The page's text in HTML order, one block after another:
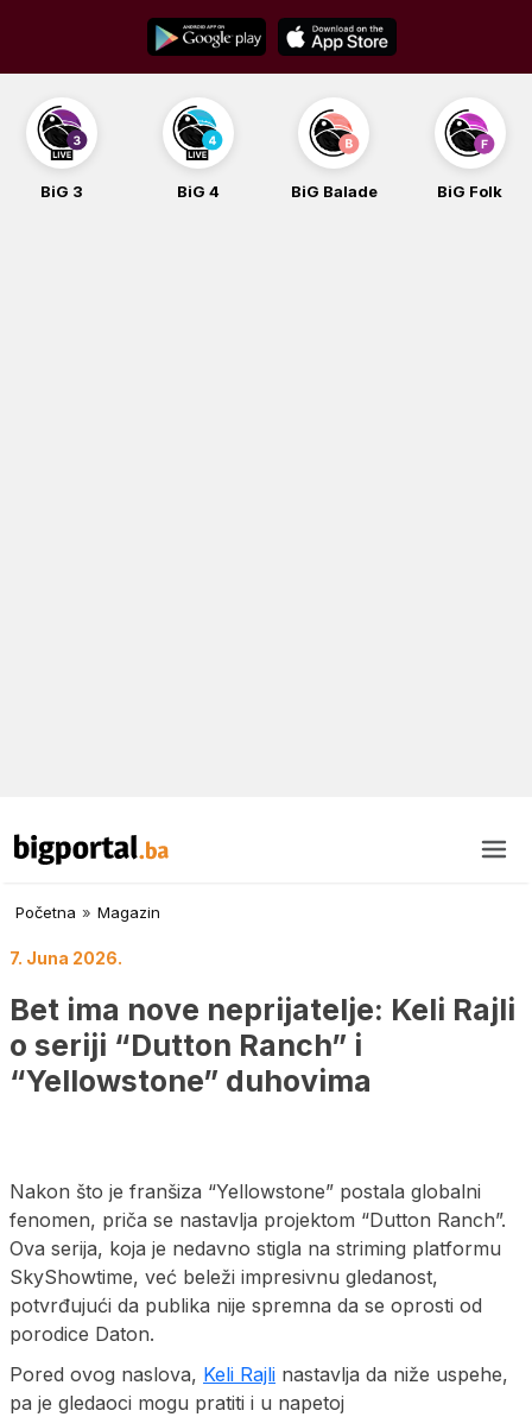
content
BiG 4 BiG Balade BiG Folk BiG iG
Početna » Magazin
7. Juna 2026.
Bet ima nove neprijatelje: Keli Rajli
o seriji “Dutton Ranch” i
“Yellowstone” duhovima
Nakon što je franšiza “Yellowstone” postala globalni
fenomen, priča se nastavlja projektom “Dutton Ranch”.
Ova serija, koja je nedavno stigla na striming platformu
SkyShowtime, već beleži impresivnu gledanost,
potvrđujući da publika nije spremna da se oprosti od
porodice Daton.
Pored ovog naslova, Keli Rajli nastavlja da niže uspehe,
pa je gledaoci mogu pratiti i u napetoj